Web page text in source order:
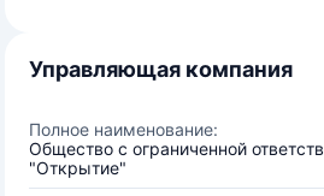
Управляющая компания
Полное наименование:
Общество с ограниченной
"Открытие"